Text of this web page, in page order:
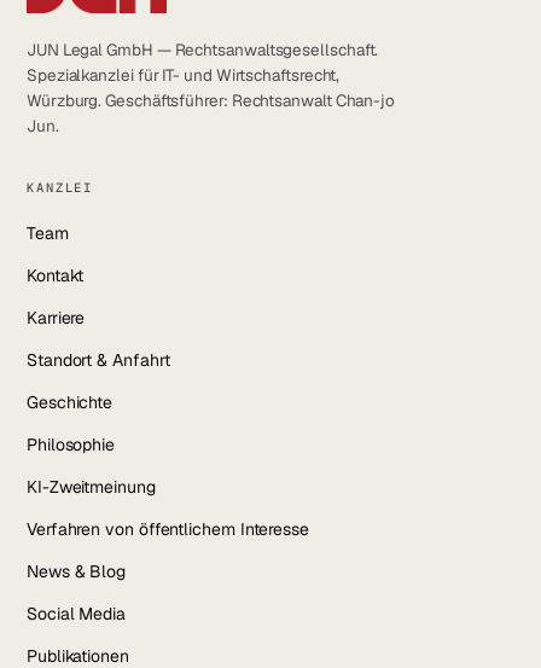
JUN Legal GmbH — Rechtsanwaltsgesellschaft.
Spezialkanzlei für IT- und Wirtschaftsrecht,
Würzburg. Geschäftsführer: Rechtsanwalt Chan-jo
Jun.
KANZLEI
Team
Kontakt
Karriere
Standort & Anfahrt
Geschichte
Philosophie
KI-Zweitmeinung
Verfahren von öffentlichem Interesse
News & Blog
Social Media
Publikationen